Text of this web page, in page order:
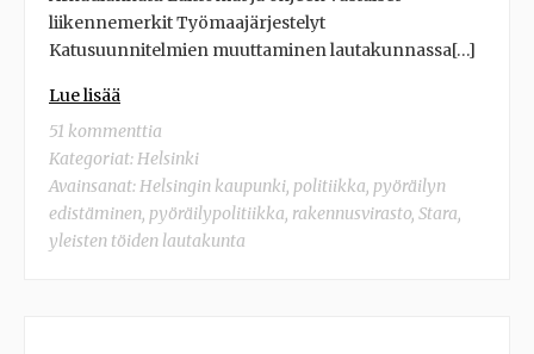
liikennemerkit Työmaajärjestelyt
Katusuunnitelmien muuttaminen lautakunnassa[…]
Lue lisää
51 kommenttia
Kategoriat:Helsinki
Avainsanat:Helsingin kaupunki, politiikka, pyöräilyn
edistäminen, pyöräilypolitiikka, rakennusvirasto, Stara,
yleisten töiden lautakunta